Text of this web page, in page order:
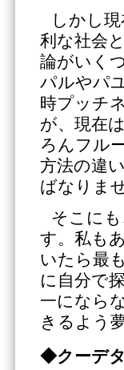
しかし
利な社会
論がいく
パルやパ
時プッチ
が、現在
ろんフル
方法の違
ばなりま
そこに
す。私も
いたら最
に自分で
一になら
きるよう
◆クーデ